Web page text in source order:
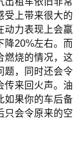
受上带来很大的
动力表现上会羸
降20%左右。而
燃烧的情况，这
题，同时还会令
传来回火声。油
如果你的车后备
只会令原来的空